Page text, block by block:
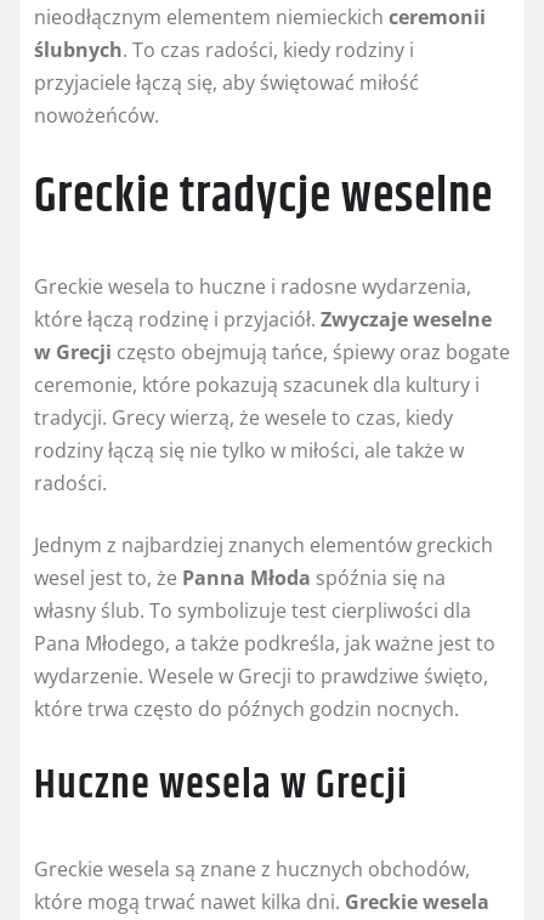
nieodłącznym elementem niemieckich ceremonii
ślubnych. To czas radości, kiedy rodziny i
przyjaciele łączą się, aby świętować miłość
nowożeńców.
Greckie tradycje weselne
Greckie wesela to huczne i radosne wydarzenia,
które łączą rodzinę i przyjaciół. Zwyczaje weselne
w Grecji często obejmują tańce, śpiewy oraz bogate
ceremonie, które pokazują szacunek dla kultury i
tradycji. Grecy wierzą, że wesele to czas, kiedy
rodziny łączą się nie tylko w miłości, ale także w
radości.
Jednym z najbardziej znanych elementów greckich
wesel jest to, że Panna Młoda spóźnia się na
własny ślub. To symbolizuje test cierpliwości dla
Pana Młodego, a także podkreśla, jak ważne jest to
wydarzenie. Wesele w Grecji to prawdziwe święto,
które trwa często do późnych godzin nocnych.
Huczne wesela w Grecji
Greckie wesela są znane z hucznych obchodów,
które mogą trwać nawet kilka dni. Greckie wesela